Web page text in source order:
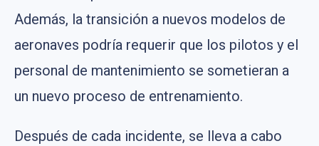
Además, la transición a nuevos modelos de
aeronaves podría requerir que los pilotos y el
personal de mantenimiento se sometieran a
un nuevo proceso de entrenamiento.
Después de cada incidente, se lleva a cabo